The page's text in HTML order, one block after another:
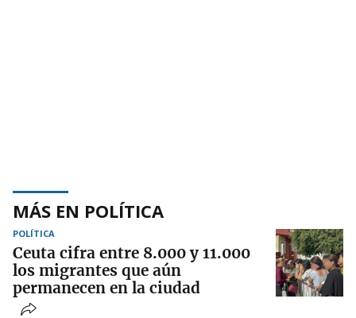
MÁS EN POLÍTICA
POLÍTICA
Ceuta cifra entre 8.000 y 11.000
los migrantes que aún
permanecen en la ciudad